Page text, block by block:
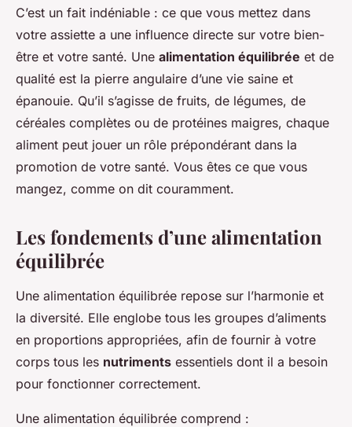
les bienfaits d'une
alimentation équilibrée sur
votre bien-être général
denise•6 novembre 2023•5 min de lecture
C’est un fait indéniable : ce que vous mettez dans
votre assiette a une influence directe sur votre bien-
être et votre santé. Une alimentation équilibrée et de
qualité est la pierre angulaire d’une vie saine et
épanouie. Qu’il s’agisse de fruits, de légumes, de
céréales complètes ou de protéines maigres, chaque
aliment peut jouer un rôle prépondérant dans la
promotion de votre santé. Vous êtes ce que vous
mangez, comme on dit couramment.
Les fondements d’une alimentation
équilibrée
Une alimentation équilibrée repose sur l’harmonie et
la diversité. Elle englobe tous les groupes d’aliments
en proportions appropriées, afin de fournir à votre
corps tous les nutriments essentiels dont il a besoin
pour fonctionner correctement.
Une alimentation équilibrée comprend :